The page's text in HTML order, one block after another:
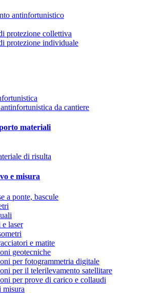
antinfortunistico
protezione collettiva
protezione individuale
da cantiere
materiali
di risulta
e misura
a ponte, bascule
laser
e matite
geotecniche
per fotogrammetria digitale
per il telerilevamento satellitare
per prove di carico e collaudi
misura